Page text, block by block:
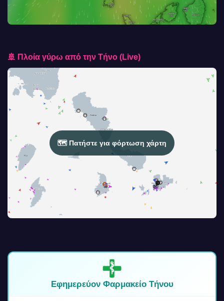
🚢 Πλοία γύρω από την Τήνο (Live)
🗺️ Πατήστε για φόρτωση χάρτη
Εφημερεύον Φαρμακείο Τήνου